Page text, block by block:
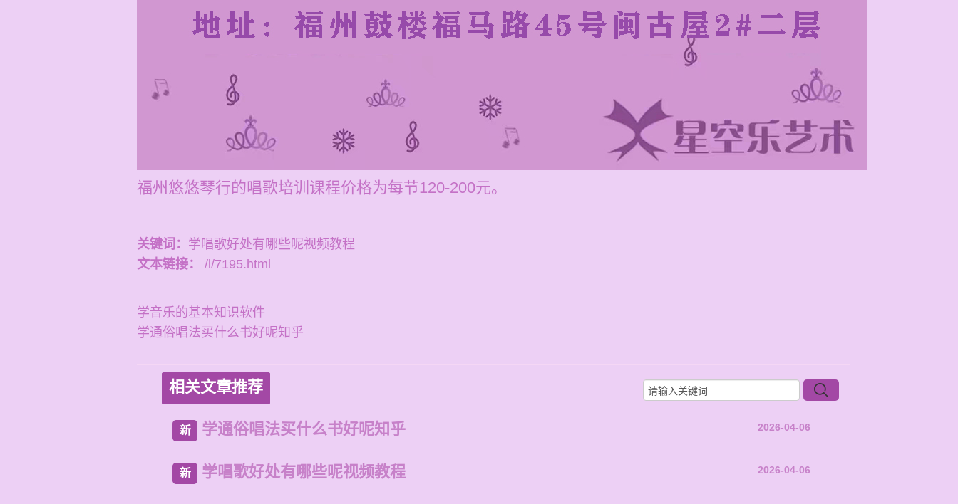
福州悠悠琴行的唱歌培训课程价格为每节120-200元。
关键词： 学唱歌好处有哪些呢视频教程
文本链接：
/l/7195.html
学音乐的基本知识软件
学通俗唱法买什么书好呢知乎
相关文章推荐
新 学通俗唱法买什么书好呢知乎 2026-04-06
新 学唱歌好处有哪些呢视频教程 2026-04-06